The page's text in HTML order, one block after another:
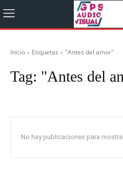
Inicio Etiquetas "Antes del amor"
Tag: "Antes del
No hay publicaciones para